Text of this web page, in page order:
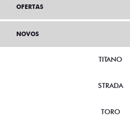
OFERTAS
NOVOS
TITANO
STRADA
TORO